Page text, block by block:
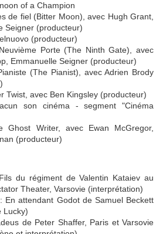
of a Champion
de fiel (Bitter Moon), avec Hugh Grant,
Seigner (producteur)
(producteur)
Porte (The Ninth Gate), avec
Emmanuelle Seigner (producteur)
(The Pianist), avec Adrien Brody
Twist, avec Ben Kingsley (producteur)
son cinéma - segment "Cinéma
Ghost Writer, avec Ewan McGregor,
(producteur)
du régiment de Valentin Kataiev au
Theater, Varsovie (interprétation)
En attendant Godot de Samuel Beckett
Lucky)
de Peter Shaffer, Paris et Varsovie